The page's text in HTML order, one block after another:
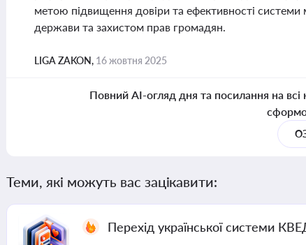
метою підвищення довіри та ефективності системи
держави та захистом прав громадян.
LIGA ZAKON, 16 жовтня 2025
Повний AI-огляд дня та посилання на всі
Теми, які можуть вас зацікавити:
Перехід української системи